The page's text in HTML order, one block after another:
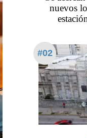
nuevos
#02